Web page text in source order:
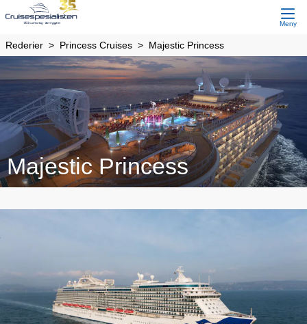
Meny
Rederier Princess Cruises Majestic Princess
Majestic Princess